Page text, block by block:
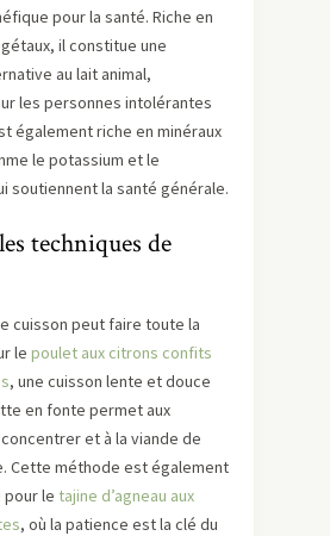
pour la santé. Riche en
il constitue une
au lait animal,
les personnes intolérantes
également riche en minéraux
le potassium et le
soutiennent la santé générale.
techniques de
cuisson peut faire toute la
le poulet aux citrons confits
, une cuisson lente et douce
en fonte permet aux
et à la viande de
Cette méthode est également
le tajine d’agneau aux
, où la patience est la clé du